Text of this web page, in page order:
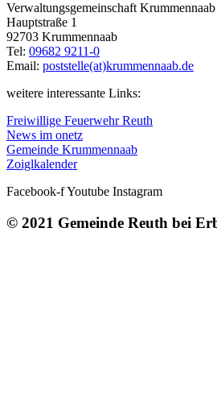
Verwaltungsgemeinschaft Krummennaab
Hauptstraße 1
92703 Krummennaab
Tel: 09682 9211-0
Email: poststelle(at)krummennaab.de
weitere interessante Links:
Freiwillige Feuerwehr Reuth
News im onetz
Gemeinde Krummennaab
Zoiglkalender
Facebook-fYoutube Instagram
© 2021 Gemeinde Reuth bei